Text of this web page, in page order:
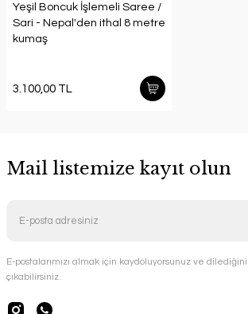
Yeşil Boncuk İşlemeli Saree /
Sari - Nepal'den ithal 8 metre
kumaş
3.100,00 TL
Mail listemize kayıt olun
E-postalarımızı almak için kaydoluyorsunuz ve
çıkabilirsiniz.